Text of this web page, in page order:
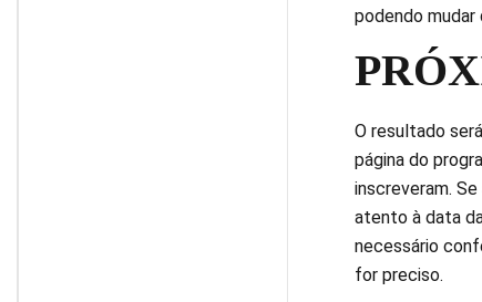
podendo mudar
O resultado
página do
inscreveram.
atento à data
necessário
for preciso.